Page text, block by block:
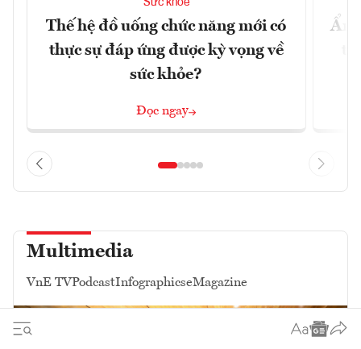
Sức khỏe
Thế hệ đồ uống chức năng mới có
thực sự đáp ứng được kỳ vọng về
sức khỏe?
Đọc ngay
Ẩm
Multimedia
VnE TVPodcastInfographicseMagazine